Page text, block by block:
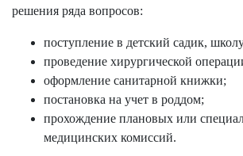
решения ряда вопросов:
поступление в детский садик,
проведение хирургической
оформление санитарной книжки;
постановка на учет в роддом;
прохождение плановых или
медицинских комиссий.